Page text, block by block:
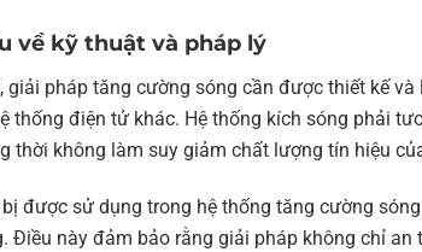
về kỹ thuật và pháp lý
giải pháp tăng cường sóng cần được thiết kế
thống điện tử khác. Hệ thống kích sóng phải
thời không làm suy giảm chất lượng tín hiệu
được sử dụng trong hệ thống tăng cường
Điều này đảm bảo rằng giải pháp không chỉ